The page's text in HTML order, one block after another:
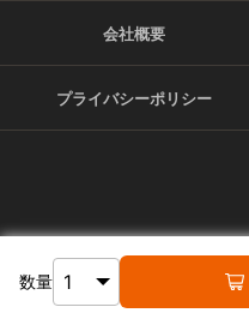
数量
会社概要
プライバシーポリシー